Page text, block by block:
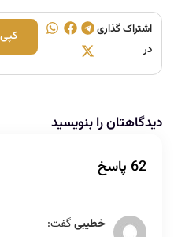
اشتراک گذاری
در
دیدگاهتان را بنویسید
62 پاسخ
خطیبیگفت: